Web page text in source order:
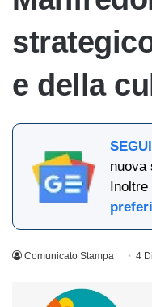
e della
nuova
Inoltre
Comunicato Stampa 4